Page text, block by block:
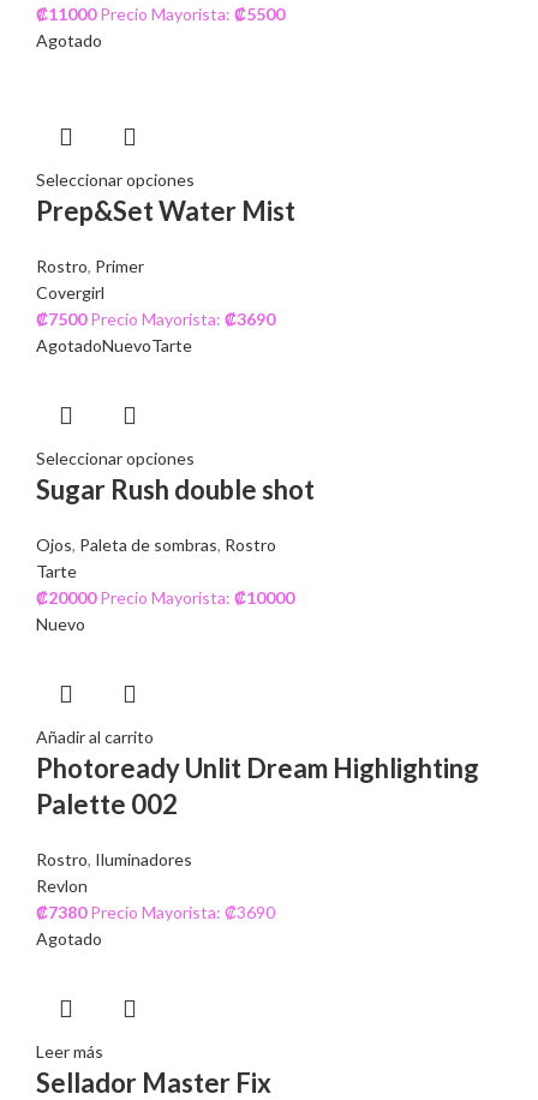
₡11000 Precio Mayorista: ₡5500
Agotado
Seleccionar opciones
Prep&Set Water Mist
Rostro, Primer
Covergirl
₡7500 Precio Mayorista: ₡3690
AgotadoNuevoTarte
Seleccionar opciones
Sugar Rush double shot
Ojos, Paleta de sombras, Rostro
Tarte
₡20000 Precio Mayorista: ₡10000
Nuevo
Añadir al carrito
Photoready Unlit Dream Highlighting
Palette 002
Rostro, Iluminadores
Revlon
₡7380 Precio Mayorista: ₡3690
Agotado
Leer más
Sellador Master Fix